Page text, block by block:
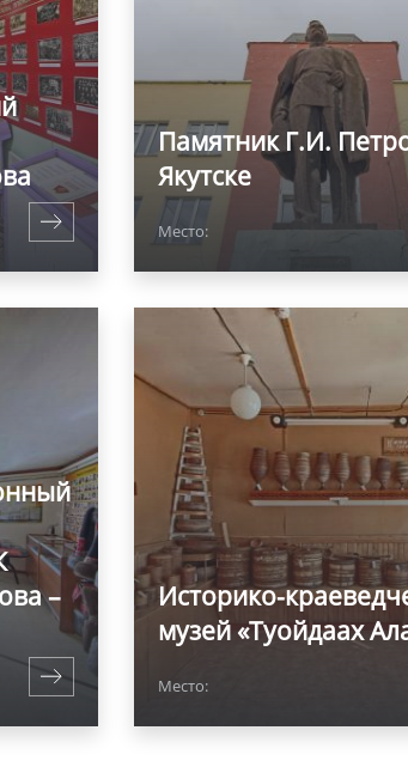
Памятник Г.И.
Якутске
Место:
–
Историко-
музей «Туойдаах
Место: